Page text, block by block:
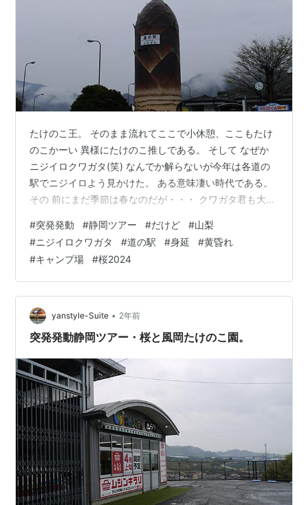
たけのこ王。 そのまま流れてここで小休憩、ここもたけ
のこかーい 異様にたけのこ推しである。 そして なぜか
ニジイロクワガタ(笑) なんでか解らないが今年は各道の
駅でニジイロよう見かけた。 ある意味凄い時代である。
その 前にまだ季節は春なのだが・・・ クワガタ君も大変
駅前ストリートを走って 次の道の駅に辿り着いたが。 や
ってねえ(笑) 思うにまがいなりにも駅と名の付く施設に
定休日とかあったら いかんのじゃないだろうかと思うん
ですよはい。 じゃあ駅とか名乗っちゃいけねえ気が前か
らする。 で まあそんな事言ってもやってないものはやっ
てないので次…
#突発発動 #静岡ツアー #だけど #山梨
#ニジイロクワガタ #道の駅 #身延 #黄昏れ
#キャンプ場 #桜2024
yanstyle-Suite • 2年前
突発発動静岡ツアー・桜と風岡たけのこ園。